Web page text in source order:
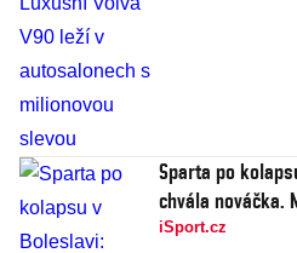
Sparta po
chvála nováčka.
iSport.cz